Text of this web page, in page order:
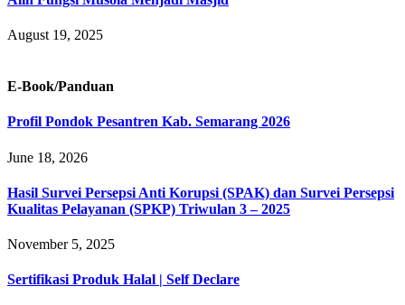
August 19, 2025
E-Book/Panduan
Profil Pondok Pesantren Kab. Semarang 2026
June 18, 2026
Hasil Survei Persepsi Anti Korupsi (SPAK) dan Survei Persepsi
Kualitas Pelayanan (SPKP) Triwulan 3 – 2025
November 5, 2025
Sertifikasi Produk Halal | Self Declare